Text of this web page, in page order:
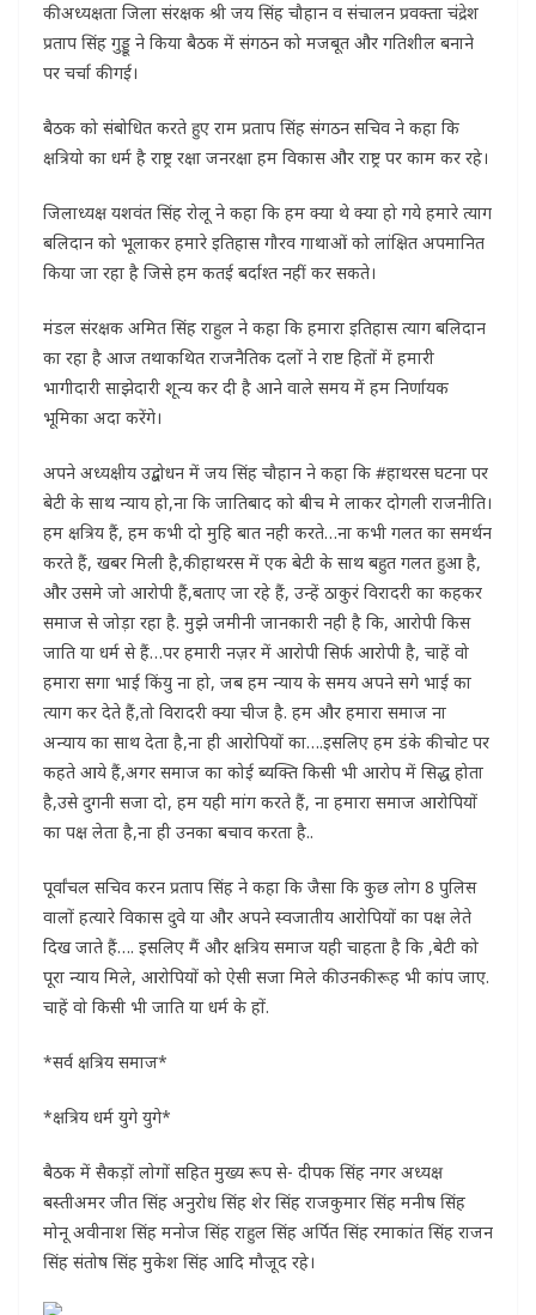
की अध्यक्षता जिला संरक्षक श्री जय सिंह चौहान व संचालन प्रवक्ता चंद्रेश
प्रताप सिंह गुड्डू ने किया बैठक में संगठन को मजबूत और गतिशील बनाने
पर चर्चा की गई।
बैठक को संबोधित करते हुए राम प्रताप सिंह संगठन सचिव ने कहा कि
क्षत्रियो का धर्म है राष्ट्र रक्षा जनरक्षा हम विकास और राष्ट्र पर काम कर रहे।
जिलाध्यक्ष यशवंत सिंह रोलू ने कहा कि हम क्या थे क्या हो गये हमारे त्याग
बलिदान को भूलाकर हमारे इतिहास गौरव गाथाओं को लांक्षित अपमानित
किया जा रहा है जिसे हम कतई बर्दाश्त नहीं कर सकते।
मंडल संरक्षक अमित सिंह राहुल ने कहा कि हमारा इतिहास त्याग बलिदान
का रहा है आज तथाकथित राजनैतिक दलों ने राष्ट हितों में हमारी
भागीदारी साझेदारी शून्य कर दी है आने वाले समय में हम निर्णायक
भूमिका अदा करेंगे।
अपने अध्यक्षीय उद्बोधन में जय सिंह चौहान ने कहा कि #हाथरस घटना पर
बेटी के साथ न्याय हो,ना कि जातिबाद को बीच मे लाकर दोगली राजनीति।
हम क्षत्रिय हैं, हम कभी दो मुहि बात नही करते…ना कभी गलत का समर्थन
करते हैं, खबर मिली है,की हाथरस में एक बेटी के साथ बहुत गलत हुआ है,
और उसमे जो आरोपी हैं,बताए जा रहे हैं, उन्हें ठाकुरं विरादरी का कहकर
समाज से जोड़ा रहा है. मुझे जमीनी जानकारी नही है कि, आरोपी किस
जाति या धर्म से हैं…पर हमारी नज़र में आरोपी सिर्फ आरोपी है, चाहें वो
हमारा सगा भाई किंयु ना हो, जब हम न्याय के समय अपने सगे भाई का
त्याग कर देते हैं,तो विरादरी क्या चीज है. हम और हमारा समाज ना
अन्याय का साथ देता है,ना ही आरोपियों का….इसलिए हम डंके की चोट पर
कहते आये हैं,अगर समाज का कोई ब्यक्ति किसी भी आरोप में सिद्ध होता
है,उसे दुगनी सजा दो, हम यही मांग करते हैं, ना हमारा समाज आरोपियों
का पक्ष लेता है,ना ही उनका बचाव करता है..
पूर्वांचल सचिव करन प्रताप सिंह ने कहा कि जैसा कि कुछ लोग 8 पुलिस
वालों हत्यारे विकास दुवे या और अपने स्वजातीय आरोपियों का पक्ष लेते
दिख जाते हैं…. इसलिए मैं और क्षत्रिय समाज यही चाहता है कि ,बेटी को
पूरा न्याय मिले, आरोपियों को ऐसी सजा मिले की उनकी रूह भी कांप जाए.
चाहें वो किसी भी जाति या धर्म के हों.
*सर्व क्षत्रिय समाज*
*क्षत्रिय धर्म युगे युगे*
बैठक में सैकड़ों लोगों सहित मुख्य रूप से- दीपक सिंह नगर अध्यक्ष
बस्तीअमर जीत सिंह अनुरोध सिंह शेर सिंह राजकुमार सिंह मनीष सिंह
मोनू अवीनाश सिंह मनोज सिंह राहुल सिंह अर्पित सिंह रमाकांत सिंह राजन
सिंह संतोष सिंह मुकेश सिंह आदि मौजूद रहे।